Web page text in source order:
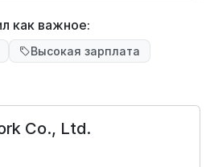
как важное:
Высокая зарплата
Co., Ltd.